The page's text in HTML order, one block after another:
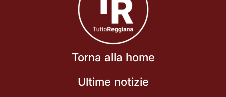
Torna alla home
Ultime notizie